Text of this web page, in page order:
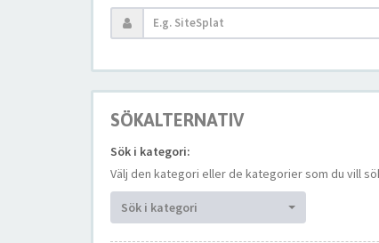
SÖKALTERNATIV
Sök i kategori:
Välj den kategori eller de kategorier som du vill
Sök i kategori